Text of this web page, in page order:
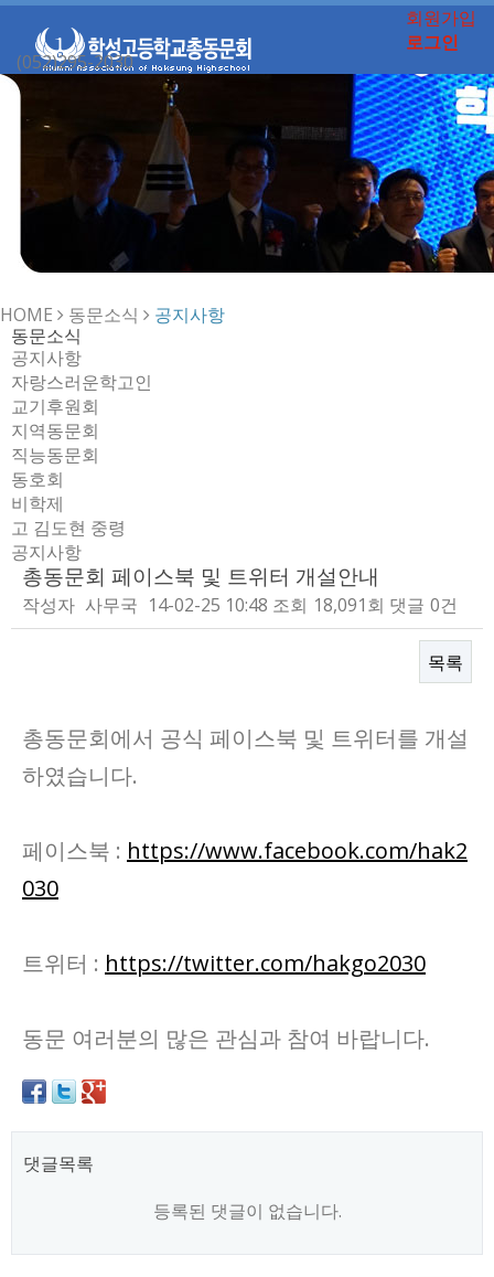
navigation
회원가입
로그인
(052)295-2030
HOME 동문소식
공지사항
동문소식
공지사항
자랑스러운학고인
교기후원회
지역동문회
직능동문회
동호회
비학제
고 김도현 중령
공지사항
총동문회 페이스북 및 트위터 개설안내
작성자 사무국 14-02-25 10:48 조회 18,091회 댓글 0건
목록
총동문회에서 공식 페이스북 및 트위터를 개설
하였습니다.
페이스북 : https://www.facebook.com/hak2
030
트위터 : https://twitter.com/hakgo2030
동문 여러분의 많은 관심과 참여 바랍니다.
댓글목록
등록된 댓글이 없습니다.